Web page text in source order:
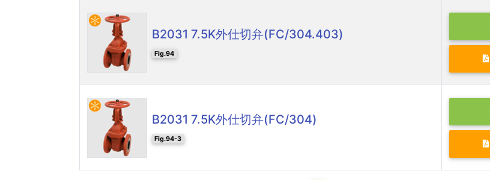
B2031 7.5K外仕切弁(FC/304.403)
Fig.94
B2031 7.5K外仕切弁(FC/304)
Fig.94-3